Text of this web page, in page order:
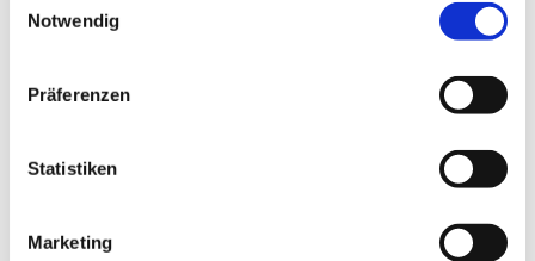
Notwendig
Präferenzen
Statistiken
Marketing
Mai 2024
März 2024
Januar 2024